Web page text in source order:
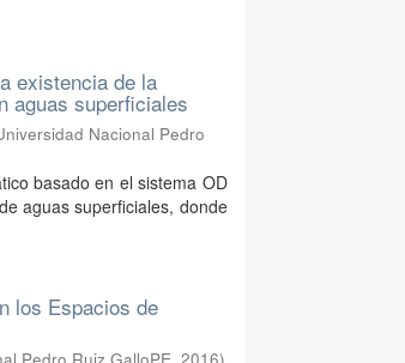
existencia de la
aguas superficiales
Nacional Pedro
basado en el sistema OD
aguas superficiales, donde
los Espacios de
Pedro Ruiz GalloPE ,2016)